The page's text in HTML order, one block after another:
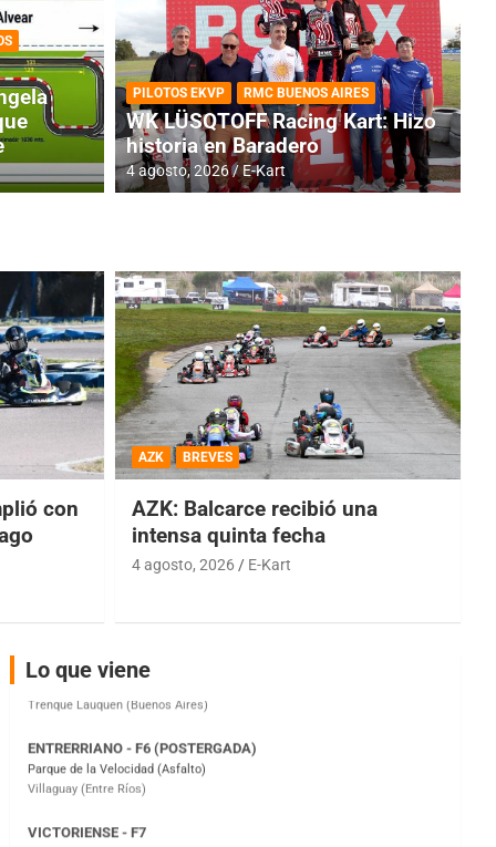
RMC BUENOS AIRES
Cerró una jornada
PILOTOS EKVP RMC BUENOS AIRES
WK LÜSQTOFF Racing Kart: Hizo
historia en Baradero
4 agosto, 2026 E-Kart
con
AZK BREVES
AZK: Balcarce recibió una
intensa quinta fecha
4 agosto, 2026 E-Kart
Lo que viene
COBERTURA ESPECIAL DE E-KART.COM.AR
IAME SERIES ARGENTINA 6
Ramiro Tot (Asfalto)
Parque de la Velocidad (Asfalto)
El Cerro (Tierra)
Victoria (Entre Ríos)
Moto Club Reginense (Tierra)